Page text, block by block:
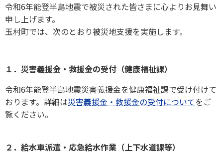
令和6年能登半島地震で被災された皆さまに心よりお見舞い
申し上げます。
玉村町では、次のとおり被災地支援を実施します。
１．災害義援金・救援金の受付（健康福祉課）
令和6年能登半島地震災害義援金を健康福祉課で受け付けて
おります。詳細は災害義援金・救援金の受付についてをご
覧ください。
２．給水車派遣・応急給水作業（上下水道課等）